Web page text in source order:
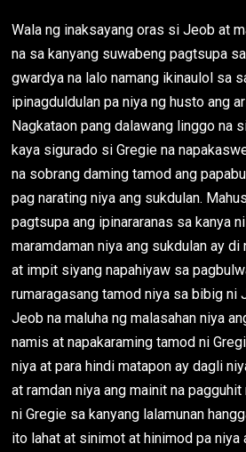
Wala ng inaksayang oras si Jeob at
na sa kanyang suwabeng pagtsupa
gwardya na lalo namang ikinaulol sa
ipinagduldulan pa niya ng husto ang
Nagkataon pang dalawang linggo na
kaya sigurado si Gregie na
na sobrang daming tamod ang
pag narating niya ang sukdulan.
pagtsupa ang ipinararanas sa kanya
maramdaman niya ang sukdulan ay
at impit siyang napahiyaw sa
rumaragasang tamod niya sa bibig ni
Jeob na maluha ng malasahan niya
namis at napakaraming tamod ni
niya at para hindi matapon ay dagli
at ramdan niya ang mainit na
ni Gregie sa kanyang lalamunan
ito lahat at sinimot at hinimod pa niya